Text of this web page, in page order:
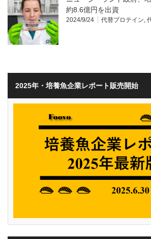
約8.6億円を出資
2024/9/24 代替プロテイン,
2025年・培養魚企業レポート販売開始